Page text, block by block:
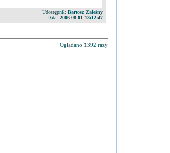
Udostępnił: Bartosz Zaleśny
Data: 2006-08-01 13:12:47
Oglądano 1392 razy